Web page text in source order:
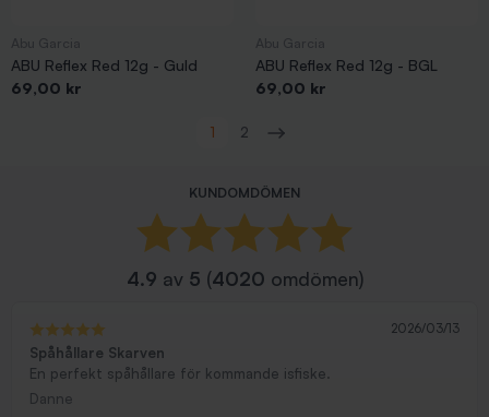
ABU Reflex Red 12g - Guld
Pris
69,00 kr
ABU Reflex Red 12g - BGL
Pris
69,00 kr
1
2
KUNDOMDÖMEN
4.9 av 5 (4020 omdömen)
2026/03/13
Spåhållare Skarven
En perfekt spåhållare för kommande isfiske.
Danne